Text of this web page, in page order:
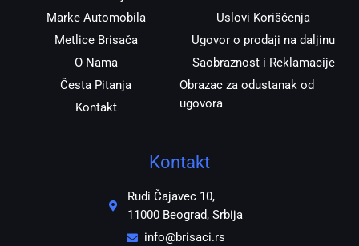
Marke Automobila
Metlice Brisača
O Nama
Česta Pitanja
Kontakt
Uslovi Korišćenja
Ugovor o prodaji na daljinu
Saobraznost i Reklamacije
Obrazac za odustanak od
ugovora
Kontakt
Rudi Čajavec 10,
11000 Beograd, Srbija
info@brisaci.rs